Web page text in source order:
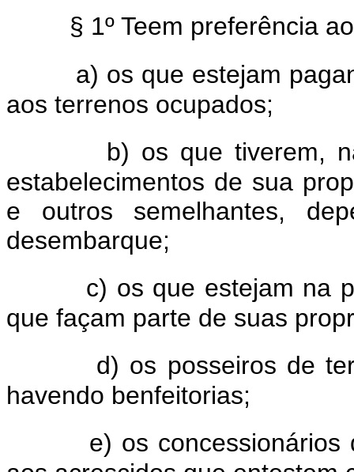
§ 1º Teem preferência
a) os que estejam
aos terrenos ocupados;
b) os que tiverem,
estabelecimentos de sua
e outros semelhantes,
desembarque;
c) os que estejam na
que façam parte de suas
d) os posseiros de
havendo benfeitorias;
e) os